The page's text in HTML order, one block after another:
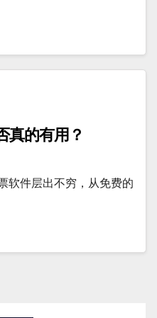
真的有用？
软件层出不穷，从免费的